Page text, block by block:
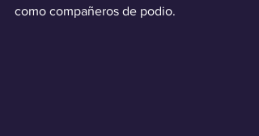
como compañeros de podio.